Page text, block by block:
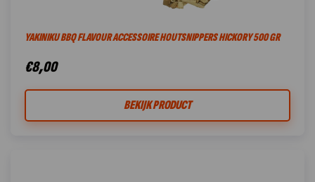
YAKINIKU BBQ FLAVOUR ACCESSOIRE HOUTSNIPPERS HICKORY 500 GR
€8,00
BEKIJK PRODUCT